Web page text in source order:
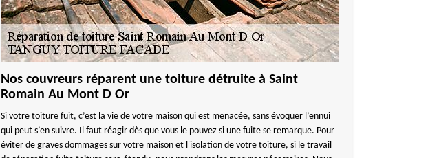
Nos couvreurs réparent une toiture détruite à Saint
Romain Au Mont D Or
Si votre toiture fuit, c’est la vie de votre maison qui est menacée, sans évoquer l’ennui
qui peut s’en suivre. Il faut réagir dès que vous le pouvez si une fuite se remarque. Pour
éviter de graves dommages sur votre maison et l'isolation de votre toiture, si le travail